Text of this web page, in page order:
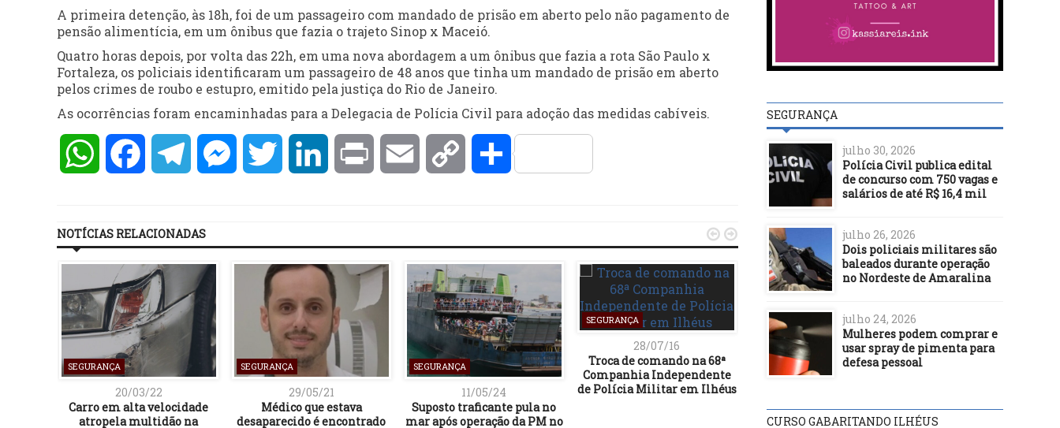
A primeira detenção, às 18h, foi de um passageiro com mandado de prisão em aberto pelo não pagamento de
pensão alimentícia, em um ônibus que fazia o trajeto Sinop x Maceió.
Quatro horas depois, por volta das 22h, em uma nova abordagem a um ônibus que fazia a rota São Paulo x
Fortaleza, os policiais identificaram um passageiro de 48 anos que tinha um mandado de prisão em aberto
pelos crimes de roubo e estupro, emitido pela justiça do Rio de Janeiro.
As ocorrências foram encaminhadas para a Delegacia de Polícia Civil para adoção das medidas cabíveis.
WhatsAppFacebookTelegramMessengerTwitter LinkedInPrint Email Copy Compartilhar
NOTÍCIAS RELACIONADAS
SEGURANÇA
20/03/22
Carro em alta velocidade
atropela multidão na
SEGURANÇA
29/05/21
Médico que estava
desaparecido é encontrado
SEGURANÇA
11/05/24
Suposto traficante pula no
mar após operação da PM no
SEGURANÇA
28/07/16
Troca de comando na 68ª
Companhia Independente
de Polícia Militar em Ilhéus
SEGURANÇA
Itabuna avança na segurança
pública com articulação
Capitão da PM é preso
 
SEGURANÇA
julho 30, 2026
Polícia Civil publica edital
de concurso com 750 vagas e
salários de até R$ 16,4 mil
julho 26, 2026
Dois policiais militares são
baleados durante operação
no Nordeste de Amaralina
julho 24, 2026
Mulheres podem comprar e
usar spray de pimenta para
defesa pessoal
CURSO GABARITANDO ILHÉUS